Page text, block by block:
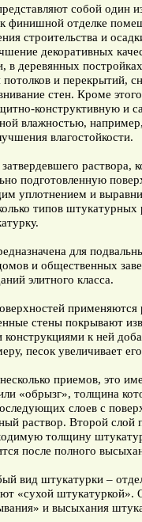
собой один
к финишной отделке
строительства и
декоративных
в деревянных
и перекрытий,
стен. Кроме
конструктивную и
влажностью,
влагостойкости.
раствора,
подготовленную
уплотнением и
типов
для
и общественных
элитного класса.
применяются
стены покрывают
к ней
песок увеличивает
приемов, это
«обрызг», толщина
слоев с
раствор. Второй слой
толщину
после полного
вид штукатурки –
«сухой штукатуркой».
и высыхания